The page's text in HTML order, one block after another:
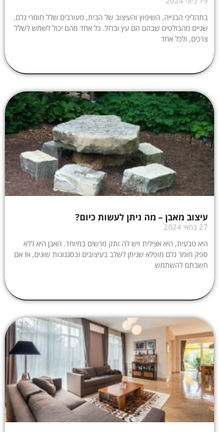
בתהליכי הבנייה, השיפוץ והעיצוב של הבית, מעורבים שלל חומרי גלם.
שניים מהבולטים שבהם הם עץ וברזל. כל אחד מהם יכול לשמש לשלל
צרכים, ולכל אחד
עיצוב מאבן – מה ניתן לעשות כיום?
27 במאי 2024
היא טבעית, היא אצילית ויש לה ותק מרשים במיוחד. האבן היא ללא
ספק חומר גלם מופלא שניתן לשלב בעיצובים ובסגנונות שונים, אז אם
חשבתם להשתמש